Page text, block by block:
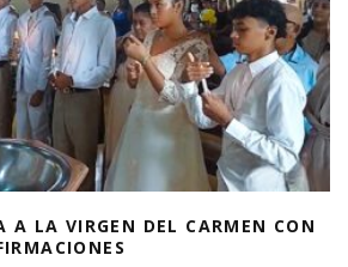
A LA VIRGEN DEL CARMEN CON